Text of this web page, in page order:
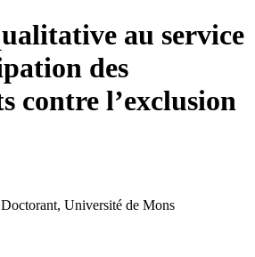
au service
des
contre l’exclusion
Doctorant, Université de Mons